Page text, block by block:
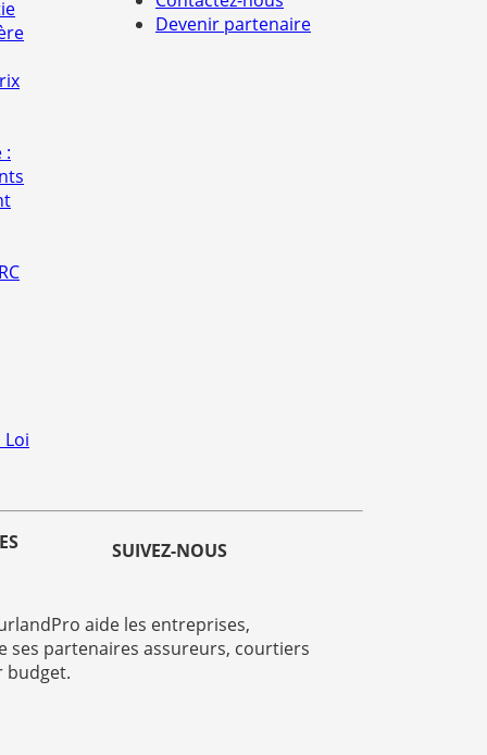
:
Devenir partenaire
SUIVEZ-NOUS
aide les entreprises,
ses partenaires assureurs, courtiers
budget.